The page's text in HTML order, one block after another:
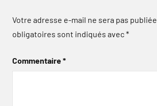
Votre adresse e-mail ne sera pas publiée.
obligatoires sont indiqués avec*
Commentaire*